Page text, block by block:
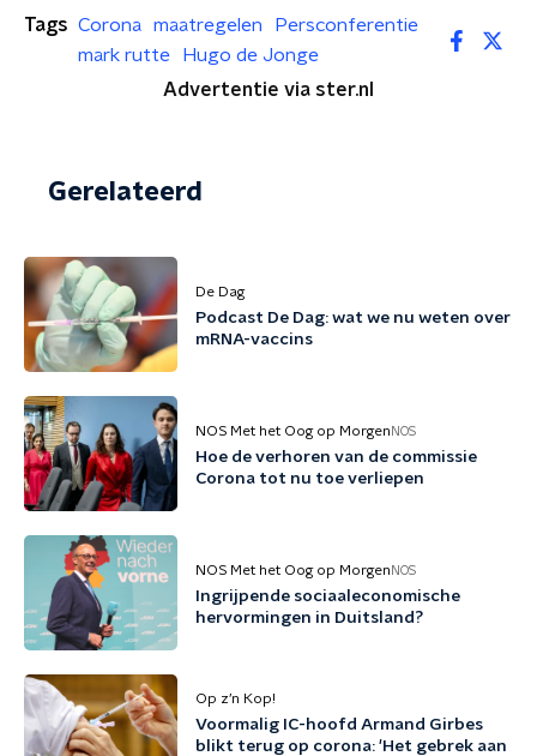
Tags Corona maatregelen
Persconferentie
mark rutte
Hugo de Jonge
Advertentie via ster.nl
Gerelateerd
De Dag
Podcast De Dag: wat we nu weten over
mRNA-vaccins
NOS Met het Oog op Morgen NOS
Hoe de verhoren van de commissie
Corona tot nu toe verliepen
NOS Met het Oog op Morgen NOS
Ingrijpende sociaaleconomische
hervormingen in Duitsland?
Op z’n Kop!
Voormalig IC-hoofd Armand Girbes
blikt terug op corona: 'Het gebrek aan